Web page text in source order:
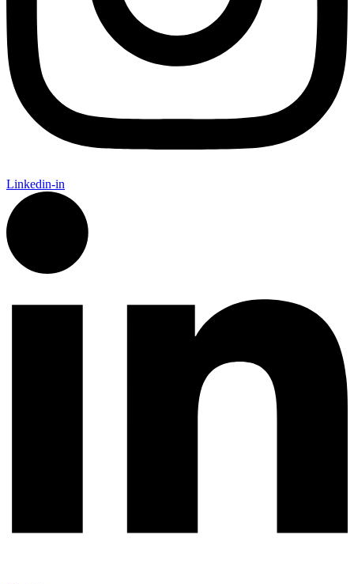
Linkedin-in